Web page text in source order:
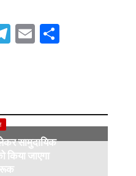
T
el
a
m
E
m
S
सामुदायिक
किया जाएगा